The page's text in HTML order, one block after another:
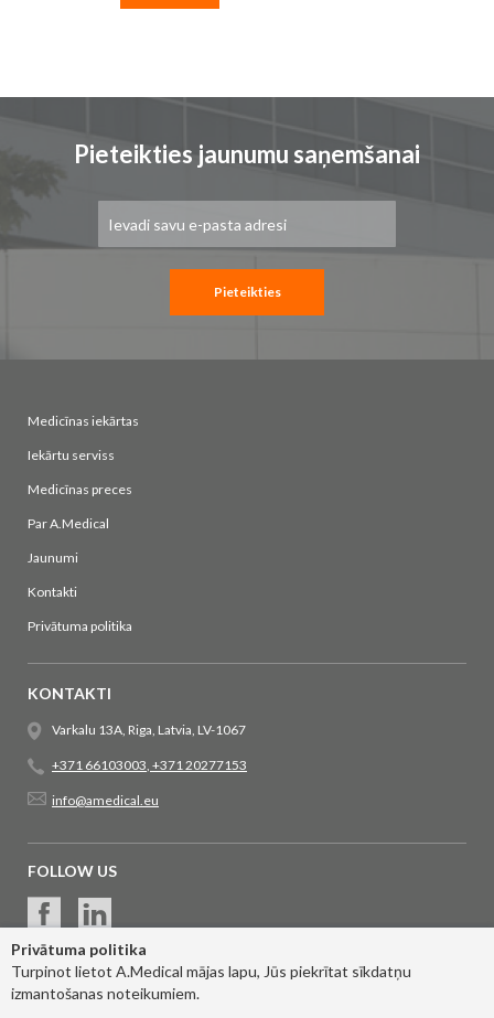
Privātuma politika
Turpinot lietot A.Medical mājas lapu, Jūs piekrītat sīkdatņu
izmantošanas noteikumiem.
Pieteikties jaunumu saņemšanai
saņemšanai:
Pieteikties
Medicīnas iekārtas
Iekārtu serviss
Medicīnas preces
Par A.Medical
Jaunumi
Kontakti
Privātuma politika
KONTAKTI
Varkalu 13A, Riga, Latvia, LV-1067
+371 66103003, +371 20277153
info@amedical.eu
FOLLOW US